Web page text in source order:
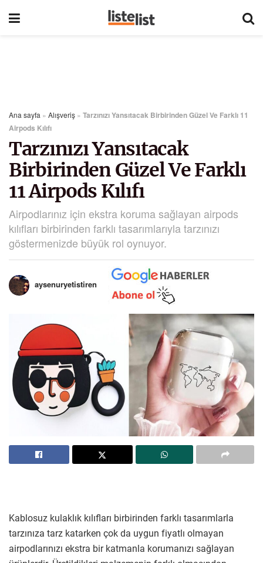
Ana sayfa » Alışveriş » Tarzınızı Yansıtacak Birbirinden Güzel Ve Farklı 11
Airpods Kılıfı
Tarzınızı Yansıtacak
Birbirinden Güzel Ve Farklı
11 Airpods Kılıfı
Airpodlarınız için ekstra koruma sağlayan airpods
kılıfları birbirinden farklı tasarımlarıyla tarzınızı
göstermenizde büyük rol oynuyor.
aysenuryetistiren
Kablosuz kulaklık kılıfları birbirinden farklı tasarımlarla
tarzınıza tarz katarken çok da uygun fiyatlı olmayan
airpodlarınızı ekstra bir katmanla korumanızı sağlayan